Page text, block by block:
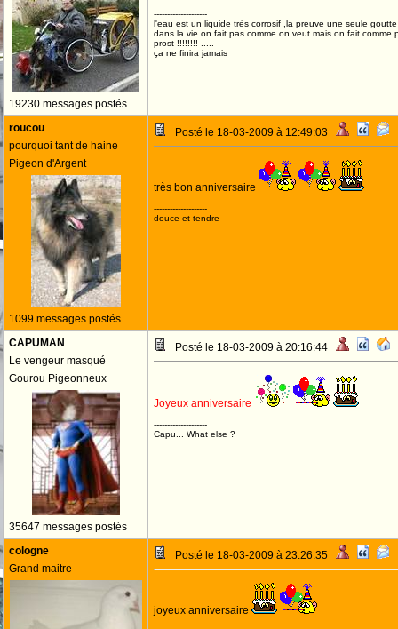
19230 messages postés
--------------------
l'eau est un liquide très corrosif ,la preuve une seule
dans la vie on fait pas comme on veut mais on fait comme
prost !!!!!!!! .....
ça ne finira jamais
roucou
pourquoi tant de haine
Pigeon d'Argent
1099 messages postés
Posté le 18-03-2009 à 12:49:03
très bon anniversaire
--------------------
douce et tendre
CAPUMAN
Le vengeur masqué
Gourou Pigeonneux
35647 messages postés
Posté le 18-03-2009 à 20:16:44
Joyeux anniversaire
--------------------
Capu... What else ?
cologne
Grand maitre
Posté le 18-03-2009 à 23:26:35
joyeux anniversaire